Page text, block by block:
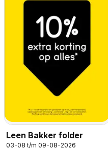
Leen Bakker folder
03-08 t/m 09-08-2026